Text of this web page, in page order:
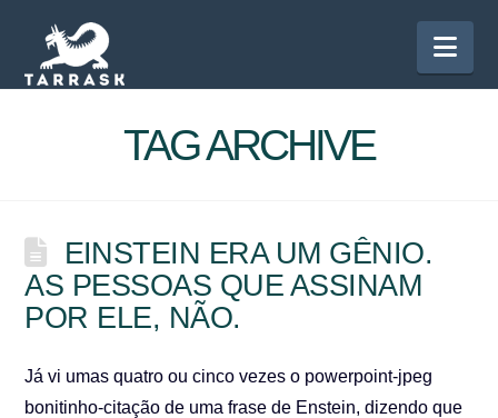
TAG ARCHIVE
EINSTEIN ERA UM GÊNIO.
AS PESSOAS QUE ASSINAM
POR ELE, NÃO.
Já vi umas quatro ou cinco vezes o powerpoint-jpeg
bonitinho-citação de uma frase de Enstein, dizendo que